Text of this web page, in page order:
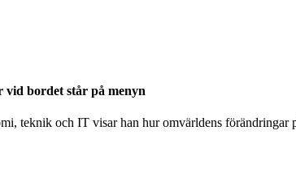
vid bordet står på menyn
teknik och IT visar han hur omvärldens